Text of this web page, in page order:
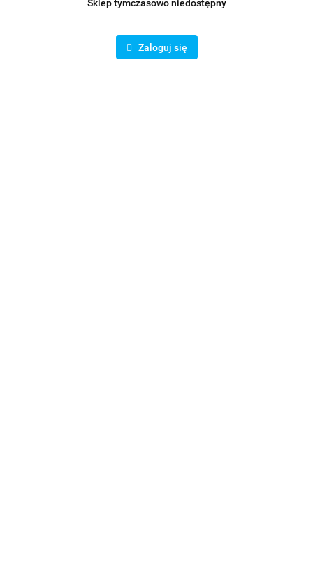
Sklep tymczasowo niedostępny
Zaloguj się